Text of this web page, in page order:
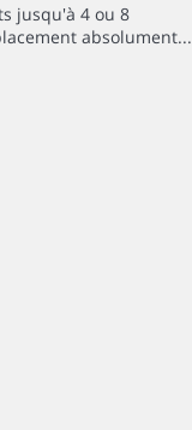
jusqu'à 4 ou 8
absolument...